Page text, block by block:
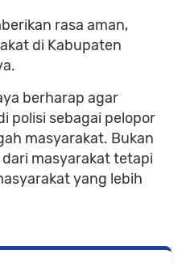
rasa aman,
di Kabupaten
berharap agar
polisi sebagai pelopor
masyarakat. Bukan
masyarakat tetapi
yang lebih